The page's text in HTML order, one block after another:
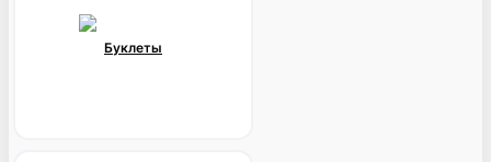
Буклеты